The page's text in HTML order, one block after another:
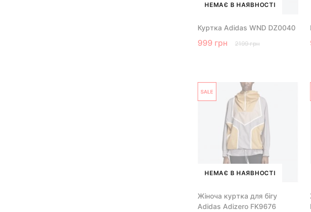
НЕМАЄ В НАЯВНОСТІ
Куртка Adidas WND DZ0040
999 грн 2199 грн
НЕМАЄ В НАЯВНОСТІ
Жіноча куртка для бігу
Adidas Adizero FK9676